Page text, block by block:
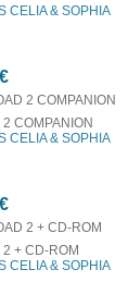
CELIA & SOPHIA
COMPANION
CELIA & SOPHIA
+ CD-ROM
CELIA & SOPHIA